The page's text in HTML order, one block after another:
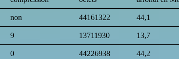
non 44161322 44,1
9 13711930 13,7
0 44226938 44,2